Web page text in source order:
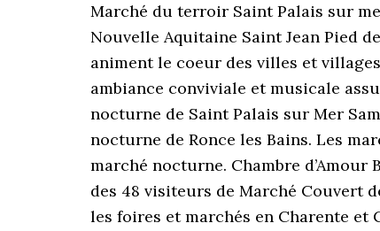
Marché du terroir Saint Palais sur
Nouvelle Aquitaine Saint Jean Pied
animent le coeur des villes et
ambiance conviviale et musicale
nocturne de Saint Palais sur Mer
nocturne de Ronce les Bains. Les
marché nocturne. Chambre
des 48 visiteurs de Marché Couvert
les foires et marchés en Charente et